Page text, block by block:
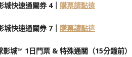
城快速通關券 4｜ 購票請點這
城快速通關券 7｜ 購票請點這
影城™ 1日門票 & 特殊通關（15分鐘前）